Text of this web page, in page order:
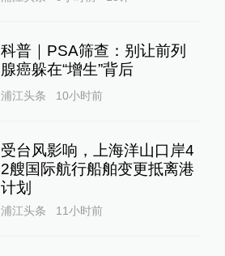
科普｜PSA筛查：别让前列
腺癌躲在“增生”背后
浦江头条 10小时前
受台风影响，上海洋山口岸4
2艘国际航行船舶变更抵离港
计划
浦江头条 11小时前